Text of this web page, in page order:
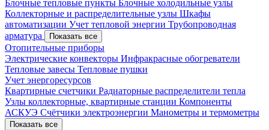
Блочные тепловые пункты Блочные холодильные узлы
Коллекторные и распределительные узлы Шкафы
автоматизации Учет тепловой энергии Трубопроводная
арматура
Показать все
Отопительные приборы
Электрические конвекторы Инфракрасные обогреватели
Тепловые завесы Тепловые пушки
Учет энергоресурсов
Квартирные счетчики Радиаторные распределители тепла
Узлы коллекторные, квартирные станции Компоненты
АСКУЭ Счётчики электроэнергии Манометры и термометры
Показать все